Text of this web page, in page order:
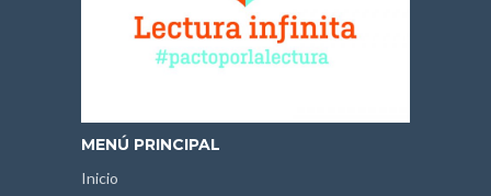
MENÚ PRINCIPAL
Inicio